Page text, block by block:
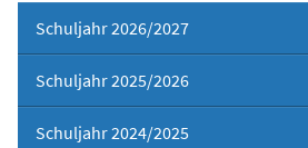
Schuljahr 2026/2027
Schuljahr 2025/2026
Schuljahr 2024/2025